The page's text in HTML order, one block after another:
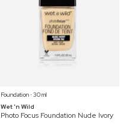
Foundation ⋅ 30 ml
Wet 'n Wild
Photo Focus Foundation Nude Ivory